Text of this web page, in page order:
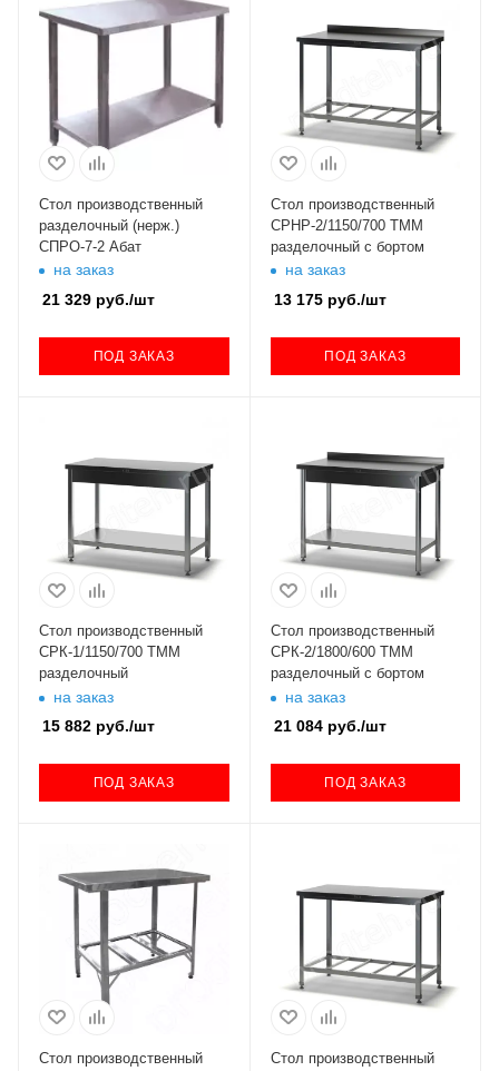
Стол производственный
разделочный (нерж.)
СПРО-7-2 Абат
на заказ
21 329 руб./шт
ПОД ЗАКАЗ
Стол производственный
СРНР-2/1150/700 ТММ
разделочный с бортом
на заказ
13 175руб./шт
ПОД ЗАКАЗ
Стол производственный
СРК-1/1150/700 ТММ
разделочный
на заказ
15 882 руб./шт
ПОД ЗАКАЗ
Стол производственный
СРК-2/1800/600 ТММ
разделочный с бортом
на заказ
21 084руб./шт
ПОД ЗАКАЗ
Стол производственный
Стол производственный